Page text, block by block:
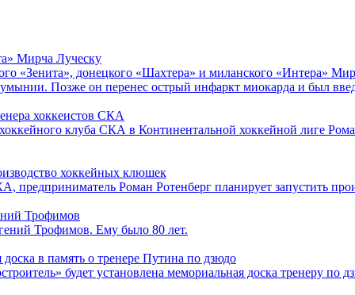
Мирча Луческу
«Зенита», донецкого «Шахтера» и миланского «Интера»
Позже он перенес острый инфаркт миокарда и был
хоккеистов СКА
клуба СКА в Континентальной хоккейной лиге
хоккейных клюшек
предприниматель Роман Ротенберг планирует запустить
Трофимов
Трофимов. Ему было 80 лет.
в память о тренере Путина по дзюдо
будет установлена мемориальная доска тренеру